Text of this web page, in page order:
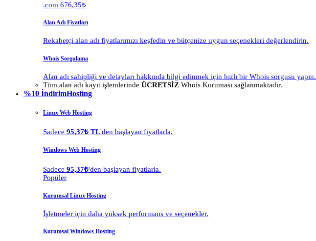
.com 676,35₺
Alan Adı Fiyatları
Rekabetçi alan adı fiyatlarımızı keşfedin ve bütçenize uygun seçenekleri değerlendirin.
Whois Sorgulama
Alan adı sahipliği ve detayları hakkında bilgi edinmek için hızlı bir Whois sorgusu yapın.
Tüm alan adı kayıt işlemlerinde ÜCRETSİZ Whois Koruması sağlanmaktadır.
%10 İndirimHosting
Linux Web Hosting
Sadece 95,37₺ TL'den başlayan fiyatlarla.
Windows Web Hosting
Sadece 95,37₺'den başlayan fiyatlarla.
Popüler
Kurumsal Linux Hosting
İşletmeler için daha yüksek performans ve seçenekler.
Kurumsal Windows Hosting